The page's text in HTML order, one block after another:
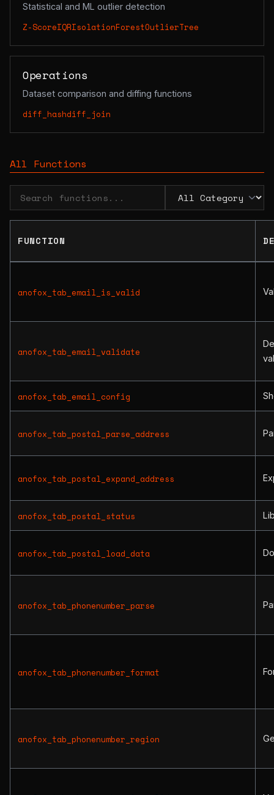
Statistical and ML outlier detection
Z-ScoreIQRIsolationForestOutlierTree
Operations
Dataset comparison and diffing functions
diff_hashdiff_join
All Functions
FUNCTION
anofox_tab_email_is_valid
anofox_tab_email_validate
anofox_tab_email_config
anofox_tab_postal_parse_address
anofox_tab_postal_expand_address
anofox_tab_postal_status
anofox_tab_postal_load_data
anofox_tab_phonenumber_parse
anofox_tab_phonenumber_format
anofox_tab_phonenumber_region